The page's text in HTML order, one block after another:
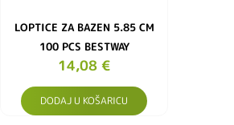
LOPTICE ZA BAZEN 5.85 CM
100 PCS BESTWAY
14,08 €
DODAJ U KOŠARICU